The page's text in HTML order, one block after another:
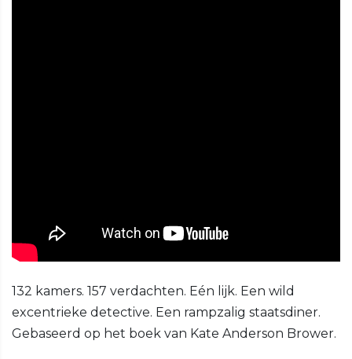
132 kamers. 157 verdachten. Eén lijk. Een wild
excentrieke detective. Een rampzalig staatsdiner.
Gebaseerd op het boek van Kate Anderson Brower.